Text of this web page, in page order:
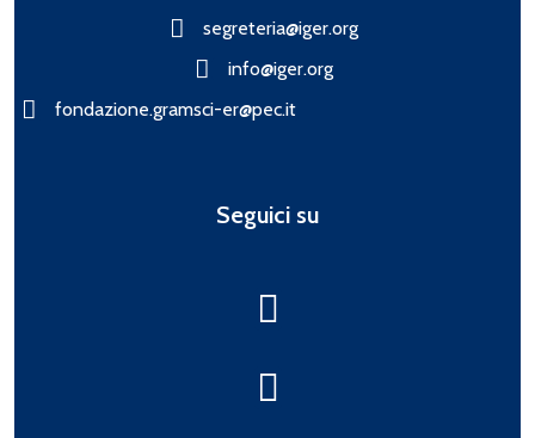
segreteria@iger.org
info@iger.org
fondazione.gramsci-er@pec.it
Seguici su